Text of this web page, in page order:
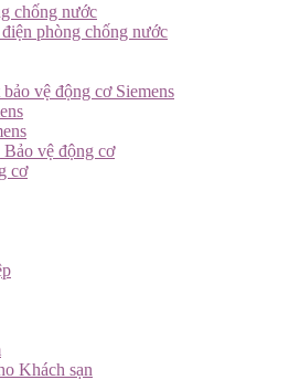
chống nước
phòng chống nước
vệ động cơ Siemens
vệ động cơ
cơ
Khách sạn